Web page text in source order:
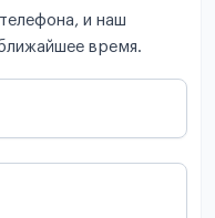
и наш
время.